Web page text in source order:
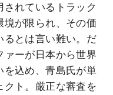
れているトラック
境が限られ、その価
るとは言い難い。だ
ァーが日本から世界
を込め、青島氏が単
ト。厳正な審査を